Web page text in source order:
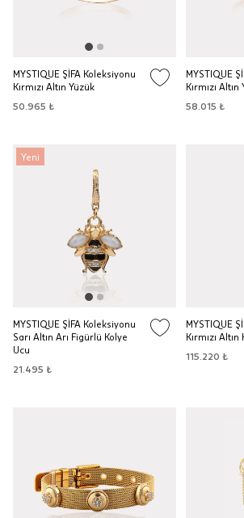
MYSTIQUE ŞİFA Koleksiyonu
Kırmızı Altın Yüzük
50.965 ₺
MYSTIQUE
Kırmızı Altın
58.015 ₺
Yeni
MYSTIQUE ŞİFA Koleksiyonu
Sarı Altın Arı Figürlü Kolye
Ucu
21.495 ₺
MYSTIQUE
Kırmızı Altın
115.220 ₺